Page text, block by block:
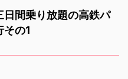
日間乗り放題の高鉄パ
その1